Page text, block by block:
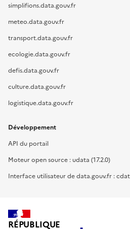
simplifions.data.gouv.fr
meteo.data.gouv.fr
transport.data.gouv.fr
ecologie.data.gouv.fr
defis.data.gouv.fr
culture.data.gouv.fr
logistique.data.gouv.fr
Développement
API du portail
Moteur open source : udata (17.2.0)
Interface utilisateur de data.gouv.fr :
RÉPUBLIQUE